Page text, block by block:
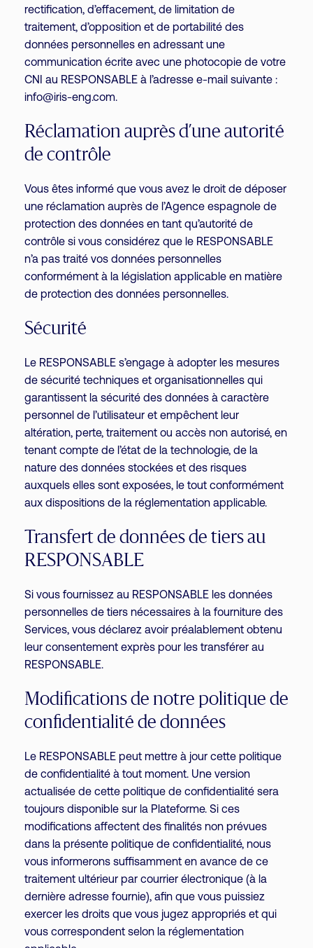
rectification, d’effacement, de limitation de
traitement, d’opposition et de portabilité des
données personnelles en adressant une
communication écrite avec une photocopie de votre
CNI au RESPONSABLE à l’adresse e-mail suivante :
info@iris-eng.com.
Réclamation auprès d’une autorité
de contrôle
Vous êtes informé que vous avez le droit de déposer
une réclamation auprès de l’Agence espagnole de
protection des données en tant qu’autorité de
contrôle si vous considérez que le RESPONSABLE
n’a pas traité vos données personnelles
conformément à la législation applicable en matière
de protection des données personnelles.
Sécurité
Le RESPONSABLE s’engage à adopter les mesures
de sécurité techniques et organisationnelles qui
garantissent la sécurité des données à caractère
personnel de l’utilisateur et empêchent leur
altération, perte, traitement ou accès non autorisé, en
tenant compte de l’état de la technologie, de la
nature des données stockées et des risques
auxquels elles sont exposées, le tout conformément
aux dispositions de la réglementation applicable.
Transfert de données de tiers au
RESPONSABLE
Si vous fournissez au RESPONSABLE les données
personnelles de tiers nécessaires à la fourniture des
Services, vous déclarez avoir préalablement obtenu
leur consentement exprès pour les transférer au
RESPONSABLE.
Modifications de notre politique de
confidentialité de données
Le RESPONSABLE peut mettre à jour cette politique
de confidentialité à tout moment. Une version
actualisée de cette politique de confidentialité sera
toujours disponible sur la Plateforme. Si ces
modifications affectent des finalités non prévues
dans la présente politique de confidentialité, nous
vous informerons suffisamment en avance de ce
traitement ultérieur par courrier électronique (à la
dernière adresse fournie), afin que vous puissiez
exercer les droits que vous jugez appropriés et qui
vous correspondent selon la réglementation